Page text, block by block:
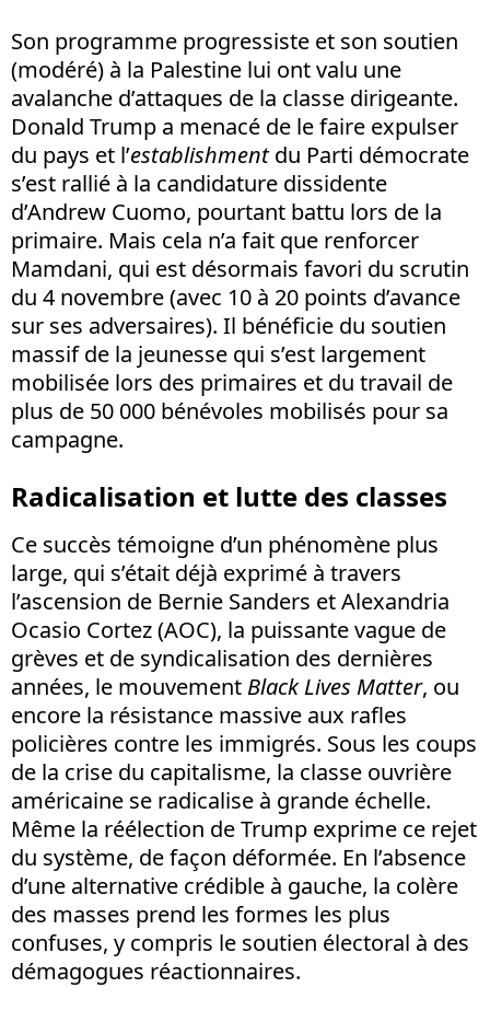
Son programme progressiste et son soutien
(modéré) à la Palestine lui ont valu une
avalanche d’attaques de la classe dirigeante.
Donald Trump a menacé de le faire expulser
du pays et l’establishmentdu Parti démocrate
s’est rallié à la candidature dissidente
d’Andrew Cuomo, pourtant battu lors de la
primaire. Mais cela n’a fait que renforcer
Mamdani, qui est désormais favori du scrutin
du 4 novembre (avec 10 à 20 points d’avance
sur ses adversaires). Il bénéficie du soutien
massif de la jeunesse qui s’est largement
mobilisée lors des primaires et du travail de
plus de 50 000 bénévoles mobilisés pour sa
campagne.
Radicalisation et lutte des classes
Ce succès témoigne d’un phénomène plus
large, qui s’était déjà exprimé à travers
l’ascension de Bernie Sanders et Alexandria
Ocasio Cortez (AOC), la puissante vague de
grèves et de syndicalisation des dernières
années, le mouvement Black Lives Matter, ou
encore la résistance massive aux rafles
policières contre les immigrés. Sous les coups
de la crise du capitalisme, la classe ouvrière
américaine se radicalise à grande échelle.
Même la réélection de Trump exprime ce rejet
du système, de façon déformée. En l’absence
d’une alternative crédible à gauche, la colère
des masses prend les formes les plus
confuses, y compris le soutien électoral à des
démagogues réactionnaires.